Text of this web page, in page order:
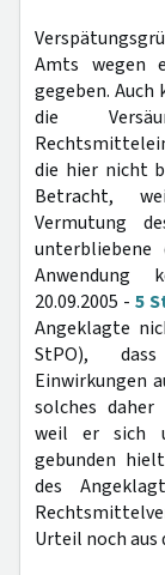
Amts wegen
gegeben. Auch
die
die hier nicht
Betracht,
Vermutung
Anwendung
20.09.2005 - 5
Angeklagte
StPO),
Einwirkungen
solches
weil er sich
gebunden
des
Urteil noch